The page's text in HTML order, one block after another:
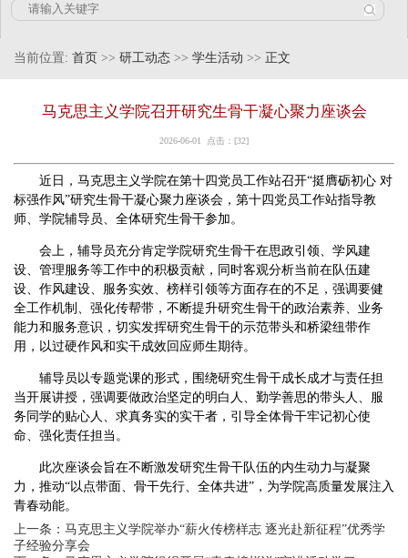
当前位置: 首页 >> 研工动态 >> 学生活动 >> 正文
马克思主义学院召开研究生骨干凝心聚力座谈会
2026-06-01 点击：[32]
近日，马克思主义学院在第十四党员工作站召开“挺膺砺初心 对
标强作风”研究生骨干凝心聚力座谈会，第十四党员工作站指导教
师、学院辅导员、全体研究生骨干参加。
会上，辅导员充分肯定学院研究生骨干在思政引领、学风建
设、管理服务等工作中的积极贡献，同时客观分析当前在队伍建
设、作风建设、服务实效、榜样引领等方面存在的不足，强调要健
全工作机制、强化传帮带，不断提升研究生骨干的政治素养、业务
能力和服务意识，切实发挥研究生骨干的示范带头和桥梁纽带作
用，以过硬作风和实干成效回应师生期待。
辅导员以专题党课的形式，围绕研究生骨干成长成才与责任担
当开展讲授，强调要做政治坚定的明白人、勤学善思的带头人、服
务同学的贴心人、求真务实的实干者，引导全体骨干牢记初心使
命、强化责任担当。
此次座谈会旨在不断激发研究生骨干队伍的内生动力与凝聚
力，推动“以点带面、骨干先行、全体共进”，为学院高质量发展注入
青春动能。
上一条： 马克思主义学院举办“薪火传榜样志 逐光赴新征程”优秀学
子经验分享会